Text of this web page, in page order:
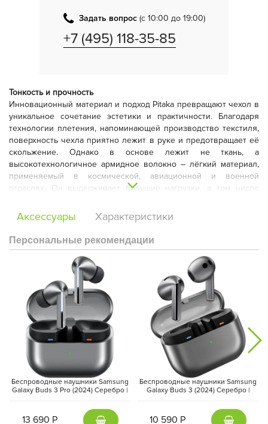
Задать вопрос (с 10:00 до 19:00)
+7 (495) 118-35-85
Тонкость и прочность
Инновационный материал и подход Pitaka превращают чехол в
уникальное сочетание эстетики и практичности. Благодаря
технологии плетения, напоминающей производство текстиля,
поверхность чехла приятно лежит в руке и предотвращает её
скольжение. Однако в основе лежит не ткань, а
высокотехнологичное армидное волокно – лёгкий материал,
применяемый в космической, авиационной и военной
отраслях. Он выдерживает большие нагрузки, в том числе
гарантирует полноценную защиту устройства, не утяжеляя и
не увеличивая его размеры.
Детализация и удобство
Pitaka продумывает свои аксессуары до мельчайших деталей,
чтобы они не только радовали глаз, но и были удобны в
использовании. Все вырезы на чехле выполнены с идеальной
точностью, что обеспечивает лёгкий доступ ко всем кнопкам и
динамикам. Для защиты самых уязвимых мест смартфона –
экрана и камеры – предусмотрен небольшой бортик, который
предотвращает повреждения при случайных падениях или
контакте с поверхностями.
Превосходное дополнение к вашему образу
Аксессуары Характеристики
Персональные рекомендации
Беспроводные наушники Samsung
Galaxy Buds 3 Pro (2024) Серебро |
13 690 Р
Беспроводные наушники Samsung
Galaxy Buds 3 (2024) Серебро |
10 590 Р